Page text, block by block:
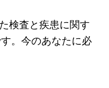
検査と疾患に関す
。今のあなたに必